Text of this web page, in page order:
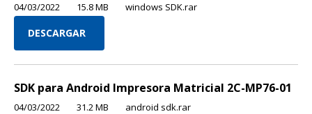
04/03/2022 15.8 MB windows SDK.rar
DESCARGAR
SDK para Android Impresora Matricial 2C-MP76-01
04/03/2022 31.2 MB android sdk.rar